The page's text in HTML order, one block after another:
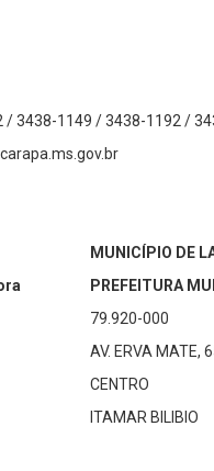
/ 3438-1149 / 3438-1192 /
MUNICÍPIO DE
PREFEITURA
79.920-000
AV. ERVA MATE,
CENTRO
ITAMAR BILIBIO